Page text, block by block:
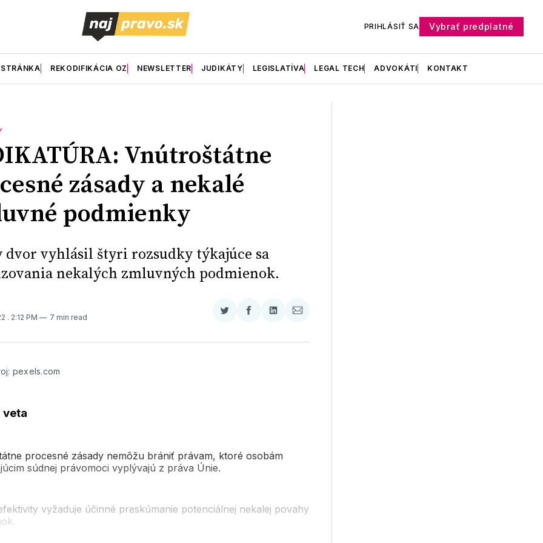
PRIHLÁSIŤ SA Vybrať predplatné
REKODIFIKÁCIA OZ NEWSLETTER JUDIKÁTY LEGISLATÍVA LEGAL TECH ADVOKÁTI KONTAKT
Vnútroštátne
zásady a nekalé
podmienky
dvor vyhlásil štyri rozsudky týkajúce sa
nekalých zmluvných podmienok.
. 2:12 PM 7 min read
Zdieľať
Twitter
Zdieľať
Facebooku
Zdieľať
LinkedIne
Zdieľať
E-
pexels.com
veta
procesné zásady nemôžu brániť právam, ktoré osobám
súdnej právomoci vyplývajú z práva Únie.
vyžaduje účinné preskúmanie potenciálnej nekalej povahy